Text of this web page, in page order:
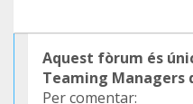
Aquest fòrum és
Teaming Managers
Per comentar: